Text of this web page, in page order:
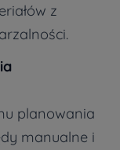
z
planowania
manualne i